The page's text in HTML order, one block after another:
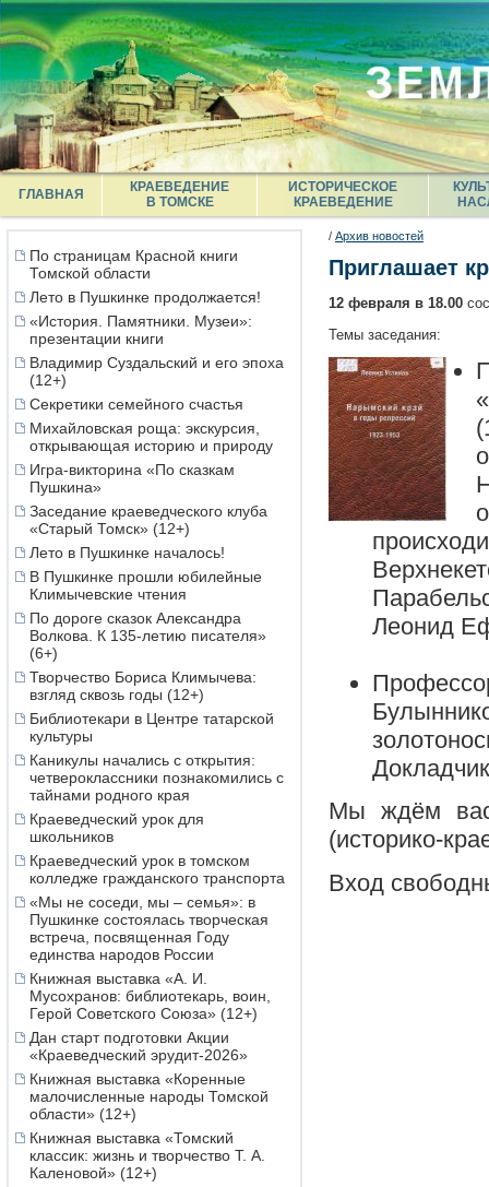
ГЛАВНАЯ
КРАЕВЕДЕНИЕ
В ТОМСКЕ
ИСТОРИЧЕСКОЕ
КРАЕВЕДЕНИЕ
По страницам Красной книги
Томской области
Лето в Пушкинке продолжается!
«История. Памятники. Музеи»:
презентации книги
Владимир Суздальский и его эпоха
(12+)
Секретики семейного счастья
Михайловская роща: экскурсия,
открывающая историю и природу
Игра-викторина «По сказкам
Пушкина»
Заседание краеведческого клуба
«Старый Томск» (12+)
Лето в Пушкинке началось!
В Пушкинке прошли юбилейные
Климычевские чтения
По дороге сказок Александра
Волкова. К 135-летию писателя»
(6+)
Творчество Бориса Климычева:
взгляд сквозь годы (12+)
Библиотекари в Центре татарской
культуры
Каникулы начались с открытия:
четвероклассники познакомились с
тайнами родного края
Краеведческий урок для
школьников
Краеведческий урок в томском
колледже гражданского транспорта
«Мы не соседи, мы – семья»: в
Пушкинке состоялась творческая
встреча, посвященная Году
единства народов России
Книжная выставка «А. И.
Мусохранов: библиотекарь, воин,
Герой Советского Союза» (12+)
Дан старт подготовки Акции
«Краеведческий эрудит-2026»
Книжная выставка «Коренные
малочисленные народы Томской
области» (12+)
Книжная выставка «Томский
классик: жизнь и творчество Т. А.
Каленовой» (12+)
/ Архив новостей
Приглашает
12 февраля в 18.00
Темы заседания:
Леонид
Мы ждём
(историко-
Вход